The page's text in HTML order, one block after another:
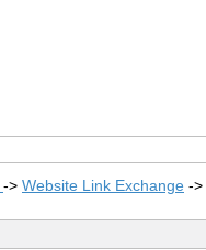
-> Website Link Exchange ->